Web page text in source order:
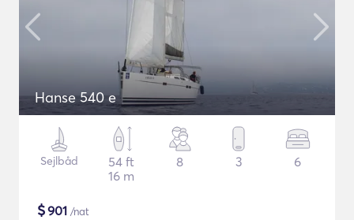
Hanse 540 e
Sejlbåd
54 ft
16 m
8 3 6
$901 /nat